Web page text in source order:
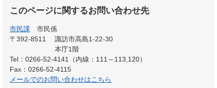
このページに関するお問い合わせ先
市民課
市民係
〒392-8511
諏訪市高島1-22-30
本庁1階
Tel：0266-52-4141（内線：111～113,120）
Fax：0266-52-4115
メールでのお問い合わせはこちら